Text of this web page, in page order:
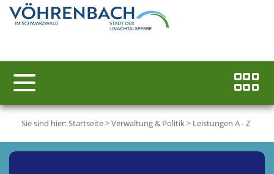
Sie sind hier:Startseite>Verwaltung & Politik> Leistungen A - Z